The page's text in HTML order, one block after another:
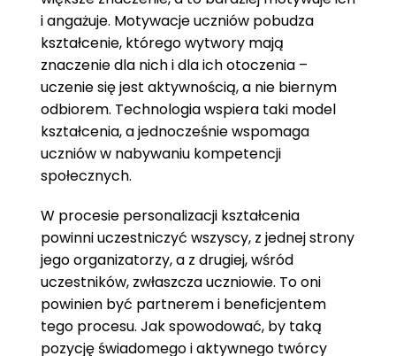
i angażuje. Motywacje uczniów pobudza
kształcenie, którego wytwory mają
znaczenie dla nich i dla ich otoczenia –
uczenie się jest aktywnością, a nie biernym
odbiorem. Technologia wspiera taki model
kształcenia, a jednocześnie wspomaga
uczniów w nabywaniu kompetencji
społecznych.
W procesie personalizacji kształcenia
powinni uczestniczyć wszyscy, z jednej strony
jego organizatorzy, a z drugiej, wśród
uczestników, zwłaszcza uczniowie. To oni
powinien być partnerem i beneficjentem
tego procesu. Jak spowodować, by taką
pozycję świadomego i aktywnego twórcy